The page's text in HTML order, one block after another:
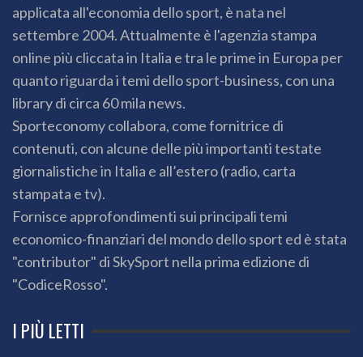
applicata all'economia dello sport, è nata nel
settembre 2004. Attualmente è l'agenzia stampa
online più cliccata in Italia e tra le prime in Europa per
quanto riguarda i temi dello sport-business, con una
library di circa 60 mila news.
Sporteconomy collabora, come fornitrice di
contenuti, con alcune delle più importanti testate
giornalistiche in Italia e all’estero (radio, carta
stampata e tv).
Fornisce approfondimenti sui principali temi
economico-finanziari del mondo dello sport ed è stata
"contributor" di SkySport nella prima edizione di
"CodiceRosso".
I PIÙ LETTI